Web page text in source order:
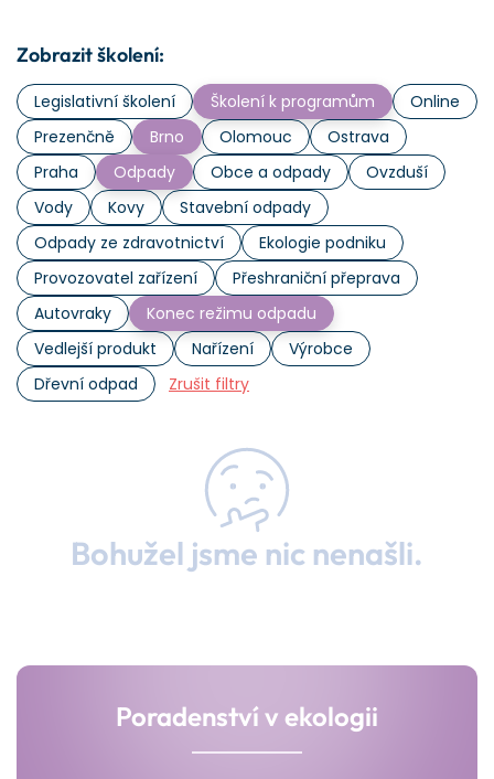
Zobrazit školení:
Legislativní školení Školení k programům
Online
Prezenčně
Brno Olomouc
Ostrava
Praha
Odpady Obce a odpady
Ovzduší
Vody
Kovy
Stavební odpady
Odpady ze zdravotnictví
Ekologie podniku
Provozovatel zařízení
Přeshraniční přeprava
Autovraky
Konec režimu odpadu
Vedlejší produkt
Nařízení
Výrobce
Dřevní odpad
Zrušit filtry
Bohužel jsme nic nenašli.
Poradenství v ekologii